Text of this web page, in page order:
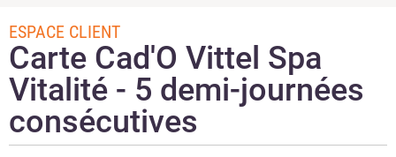
ESPACE CLIENT
Carte Cad'O Vittel Spa
Vitalité - 5 demi-journées
consécutives